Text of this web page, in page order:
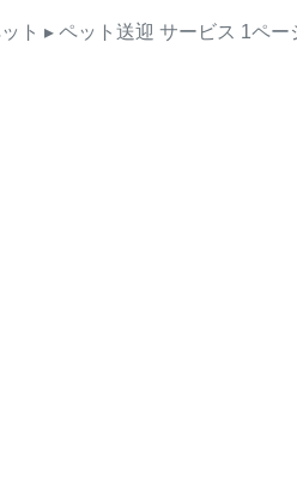
ト ▸ ペット送迎 サービス 1ペー